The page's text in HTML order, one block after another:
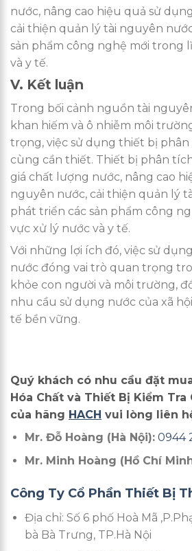
nước, nâng cao hiệu quả sử
cải thiện quản lý tài nguyên
sản phẩm công nghệ mới trong
và y tế.
V. Kết luận
Trong bối cảnh nguồn tài
khan hiếm và ô nhiễm môi
trọng, việc sử dụng thiết bị
cùng cần thiết. Thiết bị phân
giá chất lượng nước, nâng cao
nguyên nước, cải thiện quản lý
phát triển các sản phẩm công
vực xử lý nước và y tế.
Với những lợi ích đó, việc sử
nước đóng vai trò quan trọng
khỏe con người và môi trường,
nhu cầu sử dụng nước của xã
tế bền vững.
Quý khách có nhu cầu đặt
Hóa Chất và Thiết Bị Kiểm Tra
của hãng HACH vui lòng liên
Mr. Đỗ Hoàng (Hà Nội): 0944
Mr. Minh Hoàng (Hồ Chí
Công Ty Cổ Phần Thiết Bị
Địa chỉ: Số 6 phố Hoà Mã
bà Bà Trưng, TP.Hà Nội